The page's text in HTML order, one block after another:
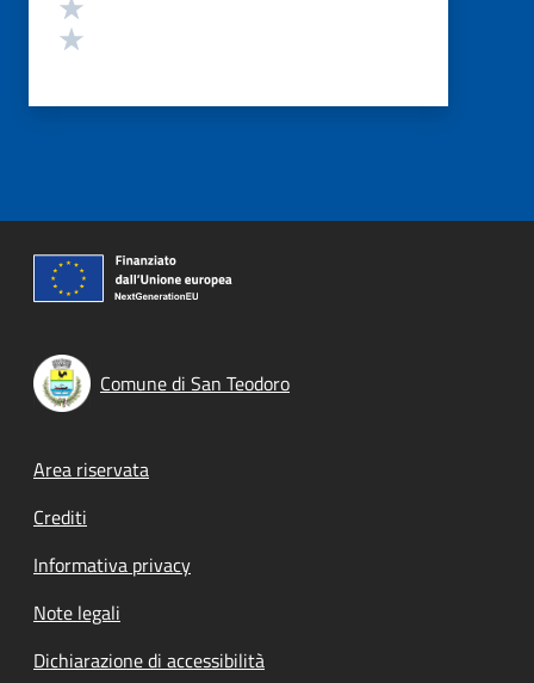
Comune di San Teodoro
Footer menu
Area riservata
Crediti
Informativa privacy
Note legali
Dichiarazione di accessibilità